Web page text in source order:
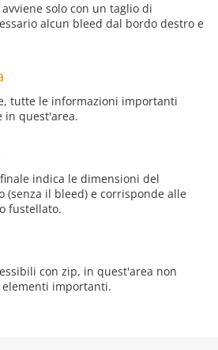
solo con un taglio di
alcun bleed dal bordo destro e
tutte le informazioni importanti
in quest'area.
indica le dimensioni del
(senza il bleed) e corrisponde alle
fustellato.
con zip, in quest'area non
elementi importanti.